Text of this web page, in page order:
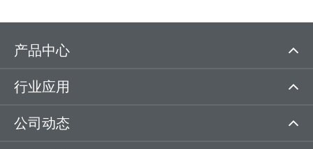
产品中心
行业应用
公司动态